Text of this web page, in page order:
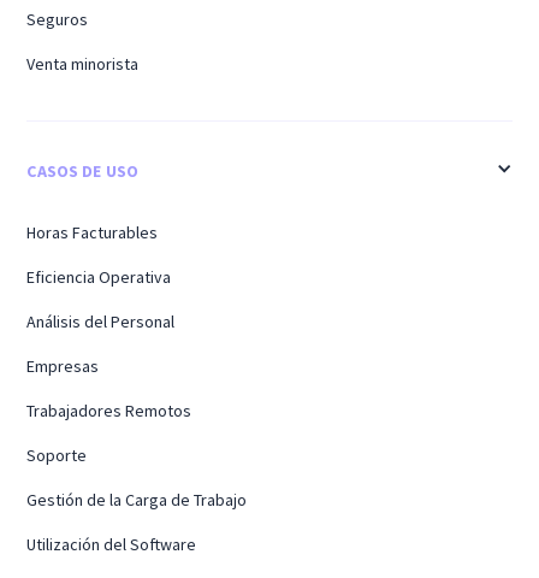
Seguros
Venta minorista
CASOS DE USO
Horas Facturables
Eficiencia Operativa
Análisis del Personal
Empresas
Trabajadores Remotos
Soporte
Gestión de la Carga de Trabajo
Utilización del Software